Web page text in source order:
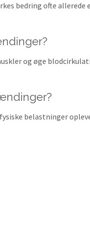
bedring ofte allerede
og øge
belastninger